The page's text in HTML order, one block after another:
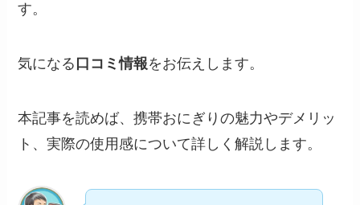
す。
気になる 口コミ情報をお伝えします。
本記事を読めば、携帯おにぎりの魅力やデメリッ
ト、実際の使用感について詳しく解説します。